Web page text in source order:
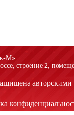
M»
строение 2,